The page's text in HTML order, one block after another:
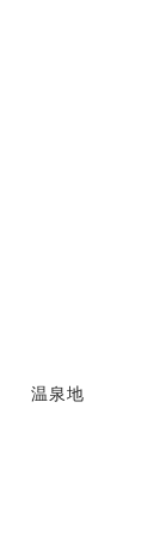
温泉地